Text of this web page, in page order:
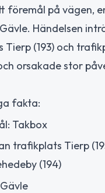
föremål på vägen,
Händelsen
(193) och
orsakade stor
fakta:
Takbox
trafikplats Tierp
(194)